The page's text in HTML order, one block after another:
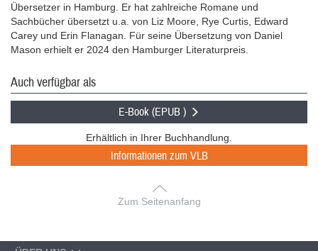
Übersetzer in Hamburg. Er hat zahlreiche Romane und
Sachbücher übersetzt u.a. von Liz Moore, Rye Curtis, Edward
Carey und Erin Flanagan. Für seine Übersetzung von Daniel
Mason erhielt er 2024 den Hamburger Literaturpreis.
Auch verfügbar als
E-Book (EPUB )
Erhältlich in Ihrer Buchhandlung.
Informationen zum VLB
Zum Seitenanfang